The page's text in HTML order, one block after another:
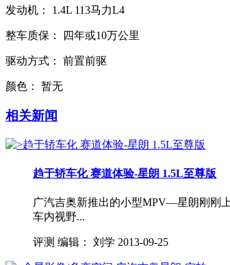
发动机： 1.4L 113马力L4
整车质保： 四年或10万公里
驱动方式： 前置前驱
颜色： 暂无
相关新闻
趋于轿车化 赛道体验-星朗 1.5L至尊版
广汽吉奥新推出的小型MPV—星朗刚刚
车内视野...
评测 编辑： 刘学 2013-09-25